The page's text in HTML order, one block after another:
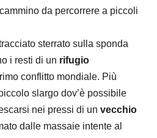
da percorrere a piccoli
sterrato sulla sponda
i resti di un rifugio
conflitto mondiale. Più
slargo dov’è possibile
nei pressi di un vecchio
dalle massaie intente al